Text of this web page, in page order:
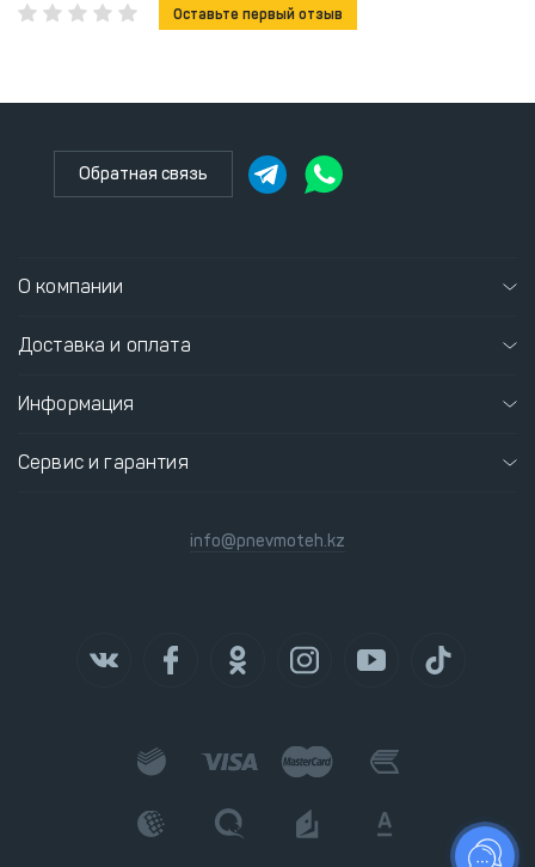
Оставьте первый отзыв
Обратная связь
О компании
Доставка и оплата
Информация
Сервис и гарантия
info@pnevmoteh.kz